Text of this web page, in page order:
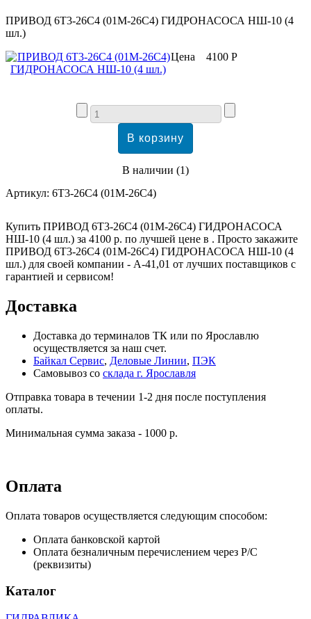
ПРИВОД 6Т3-26С4 (01М-26С4) ГИДРОНАСОСА НШ-10 (4
шл.)
Цена
4100 Р
В наличии (1)
Артикул: 6Т3-26С4 (01М-26С4)
Купить ПРИВОД 6Т3-26С4 (01М-26С4) ГИДРОНАСОСА
НШ-10 (4 шл.) за 4100 р. по лучшей цене в . Просто закажите
ПРИВОД 6Т3-26С4 (01М-26С4) ГИДРОНАСОСА НШ-10 (4
шл.) для своей компании - А-41,01 от лучших поставщиков с
гарантией и сервисом!
Доставка
Доставка до терминалов ТК или по Ярославлю
осуществляется за наш счет.
Байкал Сервис, Деловые Линии, ПЭК
Самовывоз со склада г. Ярославля
Отправка товара в течении 1-2 дня после поступления
оплаты.
Минимальная сумма заказа - 1000 р.
Оплата
Оплата товаров осуществляется следующим способом:
Оплата банковской картой
Оплата безналичным перечислением через Р/С
(реквизиты)
Каталог